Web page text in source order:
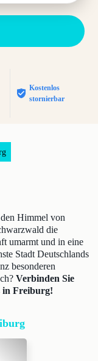
Kostenlos
stornierbar
Himmel von
die
umarmt und in eine
Stadt Deutschlands
besonderen
Verbinden Sie
in Freiburg!